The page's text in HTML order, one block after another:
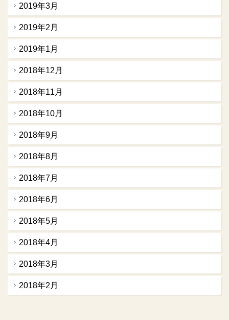
2019年3月
2019年2月
2019年1月
2018年12月
2018年11月
2018年10月
2018年9月
2018年8月
2018年7月
2018年6月
2018年5月
2018年4月
2018年3月
2018年2月